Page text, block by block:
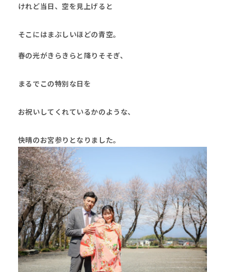
けれど当日、空を見上げると
そこにはまぶしいほどの青空。
春の光がきらきらと降りそそぎ、
まるでこの特別な日を
お祝いしてくれているかのような、
快晴のお宮参りとなりました。